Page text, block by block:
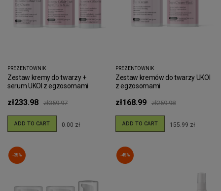
PREZENTOWNIK
Zestaw kremy do twarzy +
serum UKOI z egzosomami
zł233.98 zł359.97
ADD TO CART 0.00 zł
PREZENTOWNIK
Zestaw kremów do twarzy UKOI
z egzosomami
zł168.99 zł259.98
ADD TO CART 155.99 zł
-35% -45%